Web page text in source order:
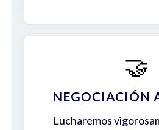
🤝
NEGOCIACIÓN
Lucharemos